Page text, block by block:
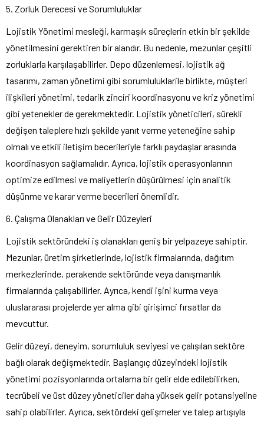
5. Zorluk Derecesi ve Sorumluluklar
Lojistik Yönetimi mesleği, karmaşık süreçlerin etkin bir şekilde
yönetilmesini gerektiren bir alandır. Bu nedenle, mezunlar çeşitli
zorluklarla karşılaşabilirler. Depo düzenlemesi, lojistik ağ
tasarımı, zaman yönetimi gibi sorumluluklarile birlikte, müşteri
ilişkileri yönetimi, tedarik zinciri koordinasyonu ve kriz yönetimi
gibi yetenekler de gerekmektedir. Lojistik yöneticileri, sürekli
değişen taleplere hızlı şekilde yanıt verme yeteneğine sahip
olmalı ve etkili iletişim becerileriyle farklı paydaşlar arasında
koordinasyon sağlamalıdır. Ayrıca, lojistik operasyonlarının
optimize edilmesi ve maliyetlerin düşürülmesi için analitik
düşünme ve karar verme becerileri önemlidir.
6. Çalışma Olanakları ve Gelir Düzeyleri
Lojistik sektöründeki iş olanakları geniş bir yelpazeye sahiptir.
Mezunlar, üretim şirketlerinde, lojistik firmalarında, dağıtım
merkezlerinde, perakende sektöründe veya danışmanlık
firmalarında çalışabilirler. Ayrıca, kendi işini kurma veya
uluslararası projelerde yer alma gibi girişimci fırsatlar da
mevcuttur.
Gelir düzeyi, deneyim, sorumluluk seviyesi ve çalışılan sektöre
bağlı olarak değişmektedir. Başlangıç ​​düzeyindeki lojistik
yönetimi pozisyonlarında ortalama bir gelir elde edilebilirken,
tecrübeli ve üst düzey yöneticiler daha yüksek gelir potansiyeline
sahip olabilirler. Ayrıca, sektördeki gelişmeler ve talep artışıyla